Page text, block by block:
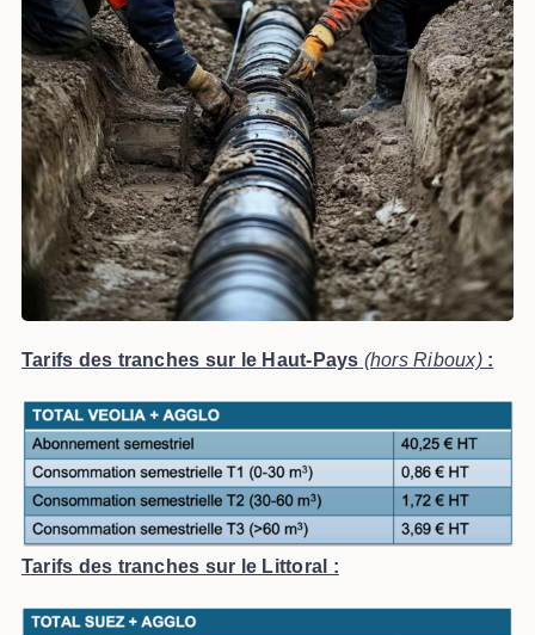
Tarifs des tranches sur le Haut-Pays (hors Riboux) :
Tarifs des tranches sur le Littoral :